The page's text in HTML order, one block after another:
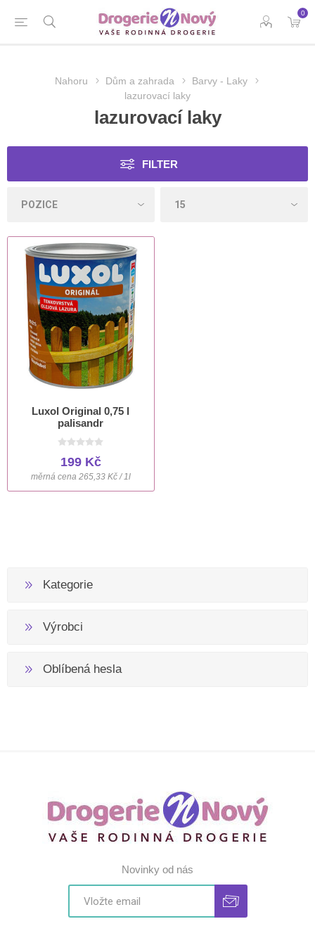
0
Nahoru Dům a zahrada
Barvy - Laky
lazurovací laky
lazurovací laky
FILTER
Luxol Original 0,75 l
palisandr
199 Kč
měrná cena 265,33 Kč / 1l
Kategorie
Výrobci
Oblíbená hesla
Novinky od nás